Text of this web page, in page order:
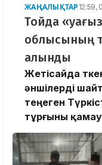
ЖАҢАЛЫҚТАР 12:59,
Тойда
облысының
алынды
Жетісайда
әншілерді
теңеген
тұрғыны